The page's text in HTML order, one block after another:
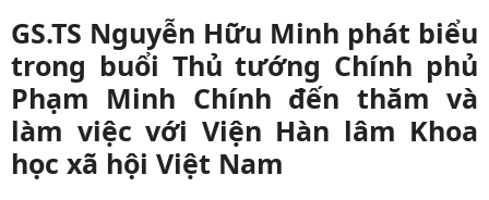
GS.TS Nguyễn Hữu Minh phát biểu
trong buổi Thủ tướng Chính phủ
Phạm Minh Chính đến thăm và
làm việc với Viện Hàn lâm Khoa
học xã hội Việt Nam